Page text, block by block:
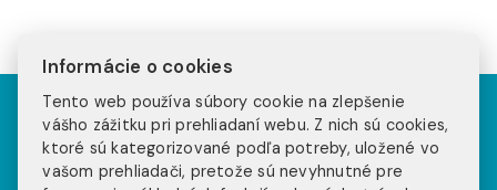
Pozri sa na príbehy
našich klientov na
Informácie o cookies
Tento web používa súbory cookie na zlepšenie
vášho zážitku pri prehliadaní webu. Z nich sú cookies,
ktoré sú kategorizované podľa potreby, uložené vo
vašom prehliadači, pretože sú nevyhnutné pre